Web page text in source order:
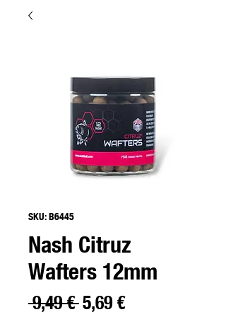
SKU: B6445
Nash Citruz
Wafters 12mm
9,49 € Precio
5,69 €Precio